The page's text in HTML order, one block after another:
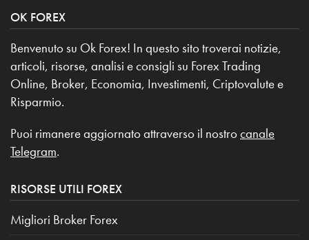
OK FOREX
Benvenuto su Ok Forex! In questo sito troverai notizie,
articoli, risorse, analisi e consigli su Forex Trading
Online, Broker, Economia, Investimenti, Criptovalute e
Risparmio.
Puoi rimanere aggiornato attraverso il nostro canale
Telegram.
RISORSE UTILI FOREX
Migliori Broker Forex